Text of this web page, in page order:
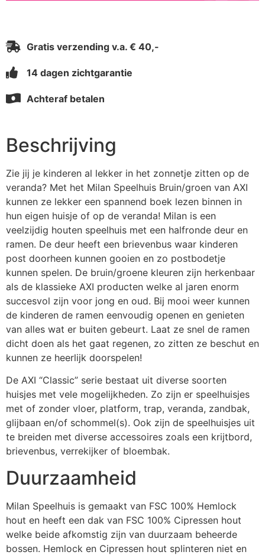
Gratis verzending v.a. € 40,-
14 dagen zichtgarantie
Achteraf betalen
Beschrijving
Zie jij je kinderen al lekker in het zonnetje zitten op de
veranda? Met het Milan Speelhuis Bruin/groen van AXI
kunnen ze lekker een spannend boek lezen binnen in
hun eigen huisje of op de veranda! Milan is een
veelzijdig houten speelhuis met een halfronde deur en
ramen. De deur heeft een brievenbus waar kinderen
post doorheen kunnen gooien en zo postbodetje
kunnen spelen. De bruin/groene kleuren zijn herkenbaar
als de klassieke AXI producten welke al jaren enorm
succesvol zijn voor jong en oud. Bij mooi weer kunnen
de kinderen de ramen eenvoudig openen en genieten
van alles wat er buiten gebeurt. Laat ze snel de ramen
dicht doen als het gaat regenen, zo zitten ze beschut en
kunnen ze heerlijk doorspelen!
De AXI “Classic” serie bestaat uit diverse soorten
huisjes met vele mogelijkheden. Zo zijn er speelhuisjes
met of zonder vloer, platform, trap, veranda, zandbak,
glijbaan en/of schommel(s). Ook zijn de speelhuisjes uit
te breiden met diverse accessoires zoals een krijtbord,
brievenbus, verrekijker of bloembak.
Duurzaamheid
Milan Speelhuis is gemaakt van FSC 100% Hemlock
hout en heeft een dak van FSC 100% Cipressen hout
welke beide afkomstig zijn van duurzaam beheerde
bossen. Hemlock en Cipressen hout splinteren niet en